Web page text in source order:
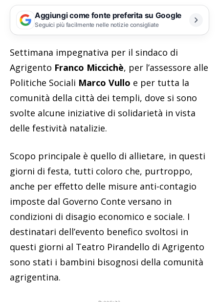
Aggiungi come fonte preferita su Google
Seguici più facilmente nelle notizie consigliate
Settimana impegnativa per il sindaco di
Agrigento Franco Miccichè, per l’assessore alle
Politiche Sociali Marco Vullo e per tutta la
comunità della città dei templi, dove si sono
svolte alcune iniziative di solidarietà in vista
delle festività natalizie.
Scopo principale è quello di allietare, in questi
giorni di festa, tutti coloro che, purtroppo,
anche per effetto delle misure anti-contagio
imposte dal Governo Conte versano in
condizioni di disagio economico e sociale. I
destinatari dell’evento benefico svoltosi in
questi giorni al Teatro Pirandello di Agrigento
sono stati i bambini bisognosi della comunità
agrigentina.